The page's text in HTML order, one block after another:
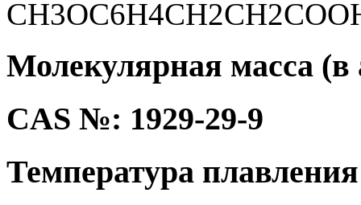
Молекулярная масса (в
CAS №: 1929-29-9
Температура